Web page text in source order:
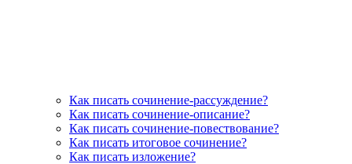
Как писать сочинение-рассуждение?
Как писать сочинение-описание?
Как писать сочинение-повествование?
Как писать итоговое сочинение?
Как писать изложение?